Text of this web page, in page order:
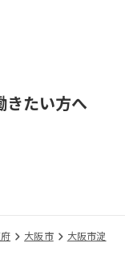
きたい方へ
大阪市
大阪市淀